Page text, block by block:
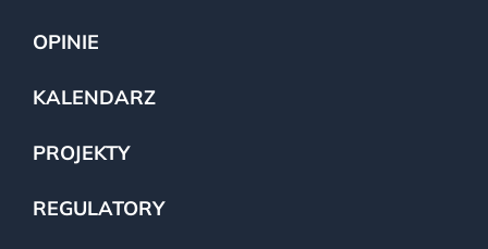
OPINIE
KALENDARZ
PROJEKTY
REGULATORY